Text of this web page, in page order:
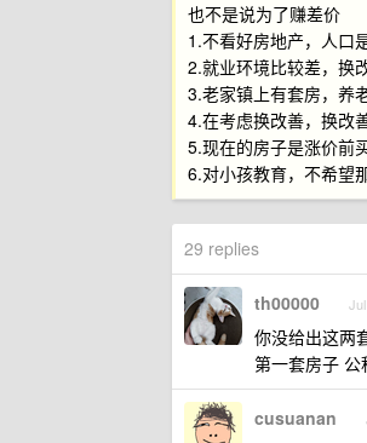
也不是说为了赚差价
1.不看好房地产，人口
2.就业环境比较差，换
3.老家镇上有套房，养
4.在考虑换改善，换改
5.现在的房子是涨价前
6.对小孩教育，不希望
29 replies
th00000
你没给出这两
第一套房子 公
cusuanan